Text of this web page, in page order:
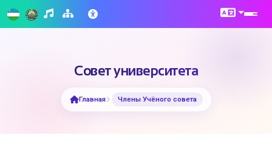
Совет университета
Главная Члены Учёного совета